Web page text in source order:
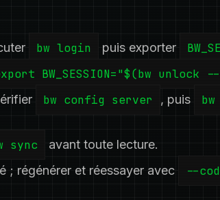
bw login puis exporter
BW_SESSION="$(bw unlock
bw config server , puis
sync
avant toute lecture.
; régénérer et réessayer avec
--